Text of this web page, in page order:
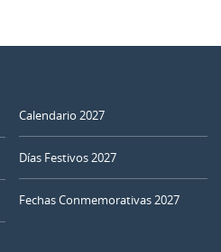
Calendario 2027
Días Festivos 2027
Fechas Conmemorativas 2027